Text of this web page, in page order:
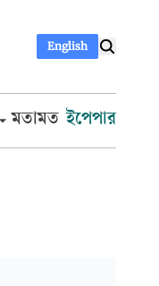
English
মতামত ইপেপার